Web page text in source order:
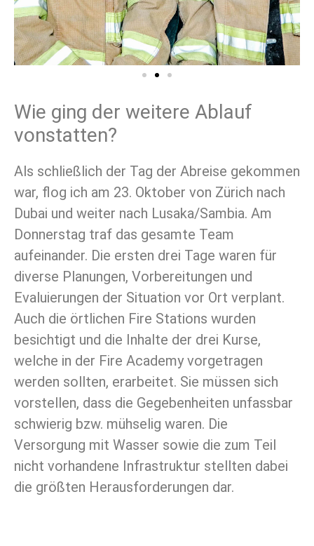
Wie ging der weitere Ablauf
vonstatten?
Als schließlich der Tag der Abreise gekommen
war, flog ich am 23. Oktober von Zürich nach
Dubai und weiter nach Lusaka/Sambia. Am
Donnerstag traf das gesamte Team
aufeinander. Die ersten drei Tage waren für
diverse Planungen, Vorbereitungen und
Evaluierungen der Situation vor Ort verplant.
Auch die örtlichen Fire Stations wurden
besichtigt und die Inhalte der drei Kurse,
welche in der Fire Academy vorgetragen
werden sollten, erarbeitet. Sie müssen sich
vorstellen, dass die Gegebenheiten unfassbar
schwierig bzw. mühselig waren. Die
Versorgung mit Wasser sowie die zum Teil
nicht vorhandene Infrastruktur stellten dabei
die größten Herausforderungen dar.